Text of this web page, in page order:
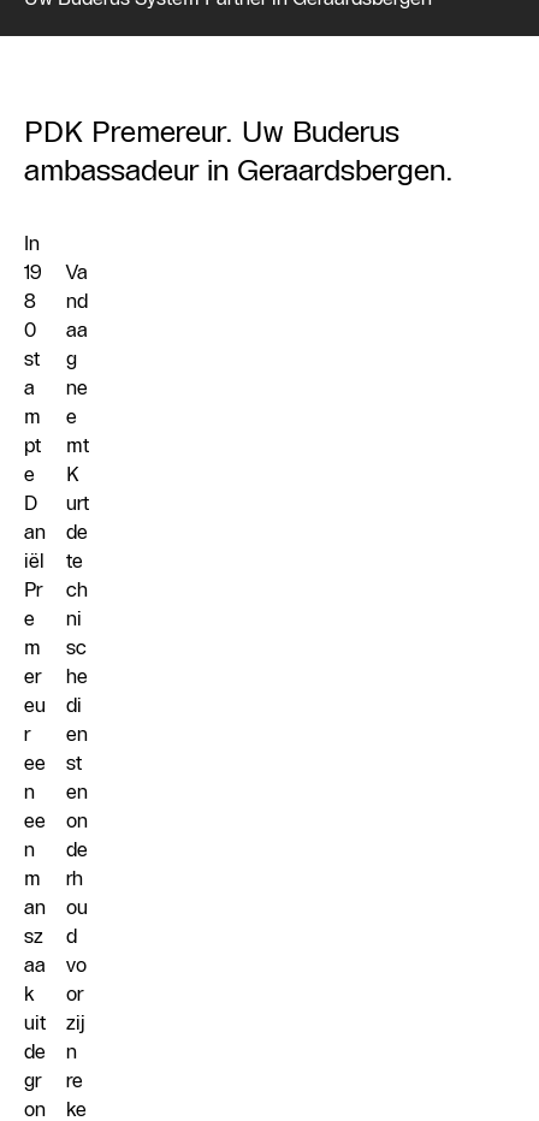
PDK Premereur. Uw Buderus
ambassadeur in Geraardsbergen.
In
19
8
0
st
a
m
pt
e
D
an
iël
Pr
e
m
er
eu
r
ee
n
ee
n
m
an
sz
aa
k
uit
de
gr
on
Va
nd
aa
g
ne
e
mt
K
urt
de
te
ch
ni
sc
he
di
en
st
en
on
de
rh
ou
d
vo
or
zij
n
re
ke